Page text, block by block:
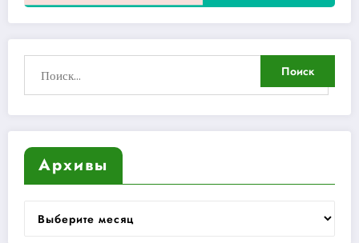
Архивы
Архивы